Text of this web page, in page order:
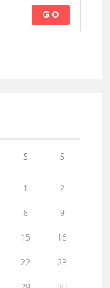
GO
S S
1 2
8 9
15 16
22 23